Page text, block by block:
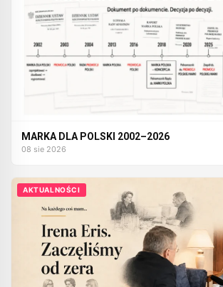
MARKA DLA POLSKI 2002–2026
08 sie 2026
AKTUALNOŚCI